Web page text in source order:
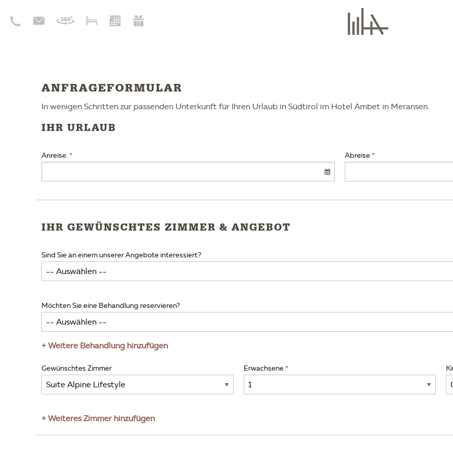
ANFRAGEFORMULAR
In wenigen Schritten zur passenden Unterkunft für Ihren Urlaub in Südtirol im Hotel Ambet in Meransen.
IHR URLAUB
Anreise. Abreise
IHR GEWÜNSCHTES ZIMMER & ANGEBOT
Sind Sie an einem unserer Angebote interessiert?
Möchten Sie eine Behandlung reservieren?
+ Weitere Behandlung hinzufügen
Gewünschtes Zimmer Erwachsene
+ Weiteres Zimmer hinzufügen